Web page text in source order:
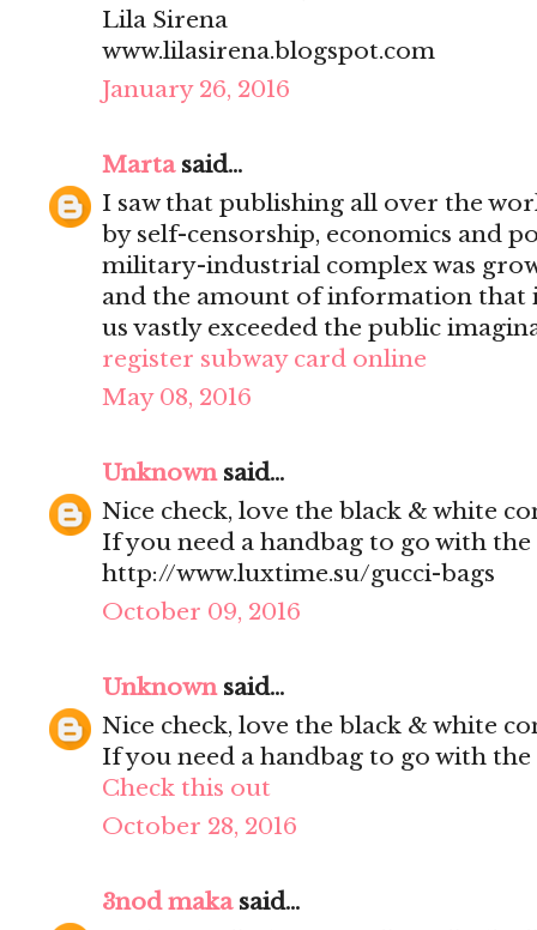
Lila Sirena
www.lilasirena.blogspot.com
January 26, 2016
Martasaid...
I saw that publishing all over the
by self-censorship, economics and
military-industrial complex was
and the amount of information that
us vastly exceeded the public
register subway card online
May 08, 2016
Unknownsaid...
Nice check, love the black & white
If you need a handbag to go with the
http://www.luxtime.su/gucci-bags
October 09, 2016
Unknownsaid...
Nice check, love the black & white
If you need a handbag to go with the
Check this out
October 28, 2016
3nod makasaid...